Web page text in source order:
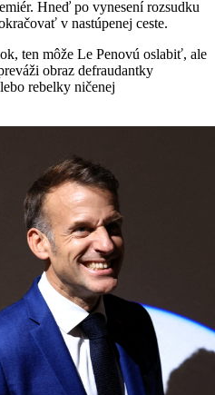
Hneď po vynesení rozsudku
v nastúpenej ceste.
ten môže Le Penovú oslabiť, ale
obraz defraudantky
rebelky ničenej